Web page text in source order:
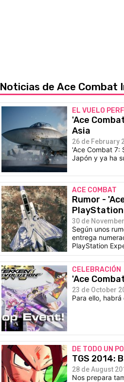
Noticias de Ace Combat
EL VUELO
'Ace
Asia
26 de February
'Ace Combat 7:
Japón y ya ha
ACE COMBAT
Rumor -
30 de
Según unos
entrega
PlayStation
CELEBRACIÓN
'Ace
23 de October
Para ello,
DE TODO UN
TGS 2014:
28 de August
Nos prepara